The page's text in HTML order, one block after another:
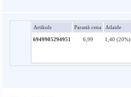
Artikuls Parastā cena Atlaide
6949905294951 6,99 1,40 (20%)